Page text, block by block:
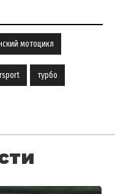
мотоцикл
турбо